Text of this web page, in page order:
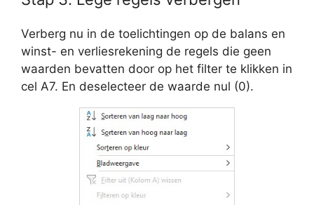
Verberg nu in de toelichtingen op de balans en
winst- en verliesrekening de regels die geen
waarden bevatten door op het filter te klikken in
cel A7. En deselecteer de waarde nul (0).